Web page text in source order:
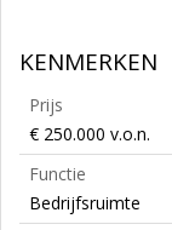
KENMERKEN
Prijs
€ 250.000 v.o.n.
Functie
Bedrijfsruimte